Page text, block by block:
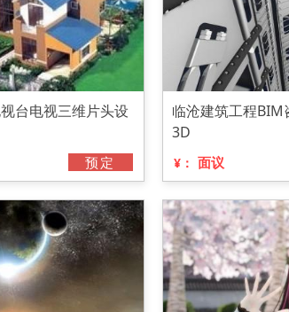
台电视三维片头设
预定
临沧建筑工程
3D
¥： 面议